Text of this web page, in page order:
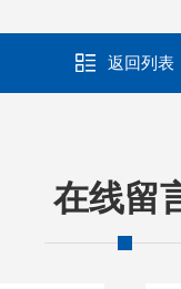
返回列表
在线留